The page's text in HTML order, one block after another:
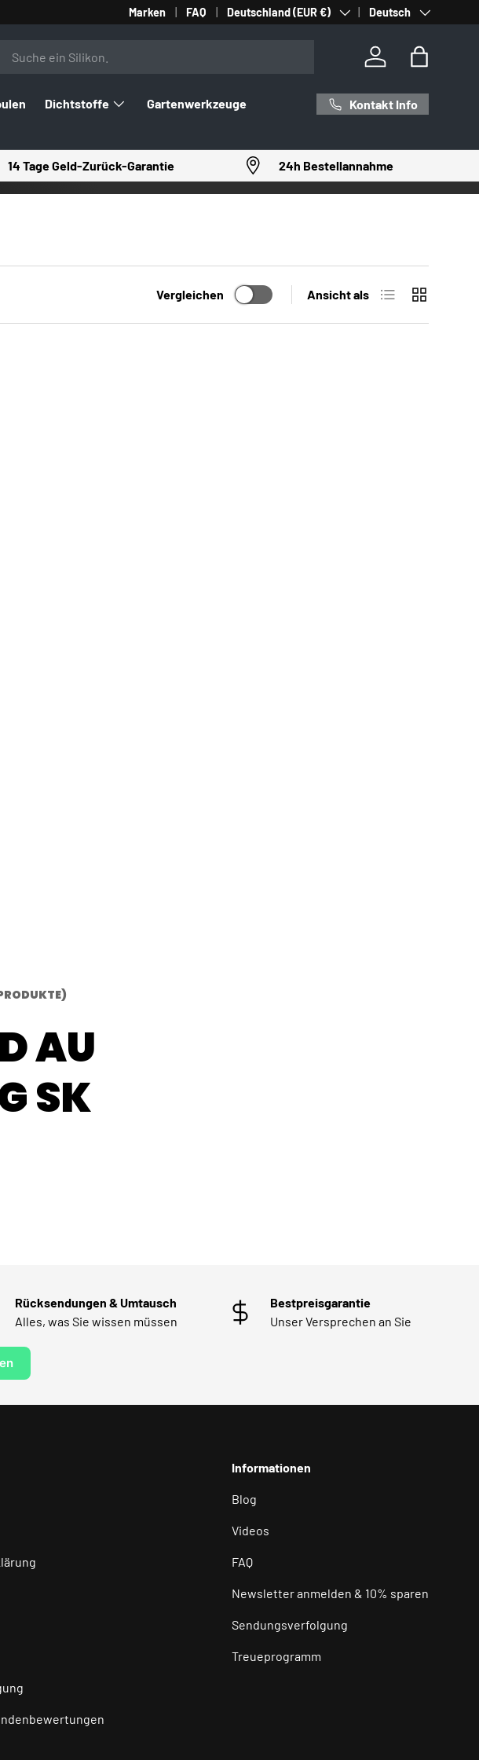
Marken FAQ Land/Region
Deutschland (EUR €) SpracheDeutsch
Einloggen
Dichtstoffe Gartenwerkzeuge Kontakt Info
14 Tage Geld-Zurück-Garantie 24h Bestellannahme
Vergleichen Ansicht als Produktliste
AU
W
Rücksendungen & Umtausch
Alles, was Sie wissen müssen
Bestpreisgarantie
Unser Versprechen an Sie
Informationen
Blog
Videos
FAQ
Newsletter anmelden & 10% sparen
Sendungsverfolgung
Treueprogramm